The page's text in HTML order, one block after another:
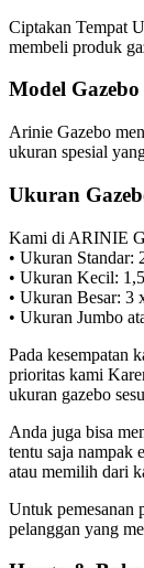
Ciptakan Tempat
membeli produk
Model
Arinie Gazebo
ukuran spesial
Ukuran
Kami di ARINIE
• Ukuran Standar:
• Ukuran Kecil:
• Ukuran Besar: 3
• Ukuran Jumbo
Pada kesempatan
prioritas kami
ukuran gazebo
Anda juga bisa
tentu saja nampak
atau memilih dari
Untuk pemesanan
pelanggan yang